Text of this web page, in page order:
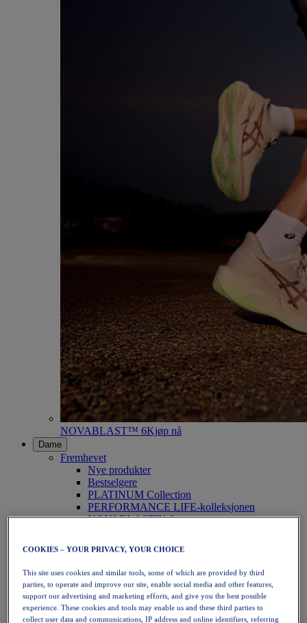
NOVABLAST™ 6Kjøp nå
Dame
Fremhevet
Nye produkter
Bestselgere
PLATINUM Collection
PERFORMANCE LIFE-kolleksjonen
NOVABLAST™ 6
Løping
Terrengløping
Tennis
Volleyball
Håndball
Padel
Netball
COOKIES – YOUR PRIVACY, YOUR CHOICE
This site uses cookies and similar tools, some of which are provided by third
parties, to operate and improve our site, enable social media and other features,
support our advertising and marketing efforts, and give you the best possible
experience. These cookies and tools may enable us and these third parties to
collect user data and communications, IP address and online identifiers, referring